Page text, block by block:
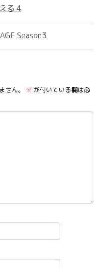
る 4
Season3
せん。 ※ が付いている欄は必